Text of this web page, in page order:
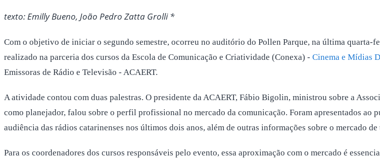
texto: Emilly Bueno, João Pedro Zatta Grolli *
Com o objetivo de iniciar o segundo semestre, ocorreu no auditório do Pollen Parque, na última
realizado na parceria dos cursos da Escola de Comunicação e Criatividade (Conexa) - Cinema e Mídias
Emissoras de Rádio e Televisão - ACAERT.
A atividade contou com duas palestras. O presidente da ACAERT, Fábio Bigolin, ministrou sobre a
como planejador, falou sobre o perfil profissional no mercado da comunicação. Foram apresentados ao
audiência das rádios catarinenses nos últimos dois anos, além de outras informações sobre o mercado de
Para os coordenadores dos cursos responsáveis pelo evento, essa aproximação com o mercado é